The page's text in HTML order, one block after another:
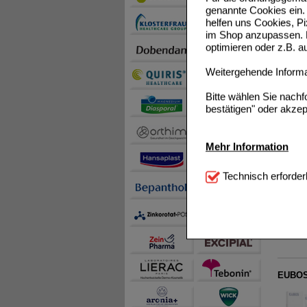
genannte Cookies
helfen uns Cookies,
im Shop anzupassen.
optimieren oder z.B.
Weitergehende
Bitte wählen Sie
bestätigen" oder
Mehr Information
Technisch
notwendig sind (z.B.
Diese
beispielsweise für
Inhalte anzuzeigen
Statistik & Tracking:
sammeln, mit deren
auch die Werbung
Technisch